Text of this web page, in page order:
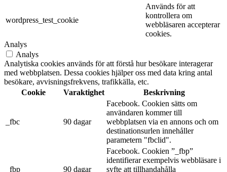
wordpress_test_cookie
Används för att
kontrollera om
webbläsaren accepterar
cookies.
Analys
Analys
Analytiska cookies används för att förstå hur besökare interagerar
med webbplatsen. Dessa cookies hjälper oss med data kring antal
besökare, avvisningsfrekvens, trafikkälla, etc.
Cookie
Varaktighet Beskrivning
_fbc 90 dagar
Facebook. Cookien sätts om
användaren kommer till
webbplatsen via en annons och om
destinationsurlen innehåller
parametern "fbclid".
_fbp 90 dagar
Facebook. Cookien ”_fbp”
identifierar exempelvis webbläsare i
syfte att tillhandahålla